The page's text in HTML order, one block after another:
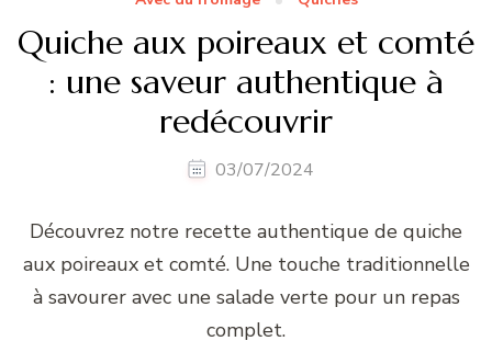
Quiche aux poireaux et comté
: une saveur authentique à
redécouvrir
03/07/2024
Découvrez notre recette authentique de quiche
aux poireaux et comté. Une touche traditionnelle
à savourer avec une salade verte pour un repas
complet.